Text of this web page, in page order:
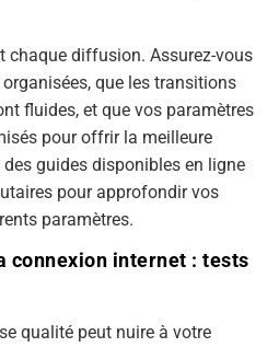
chaque diffusion. Assurez-vous
que les transitions
fluides, et que vos paramètres
pour offrir la meilleure
guides disponibles en ligne
pour approfondir vos
paramètres.
connexion internet : tests
qualité peut nuire à votre